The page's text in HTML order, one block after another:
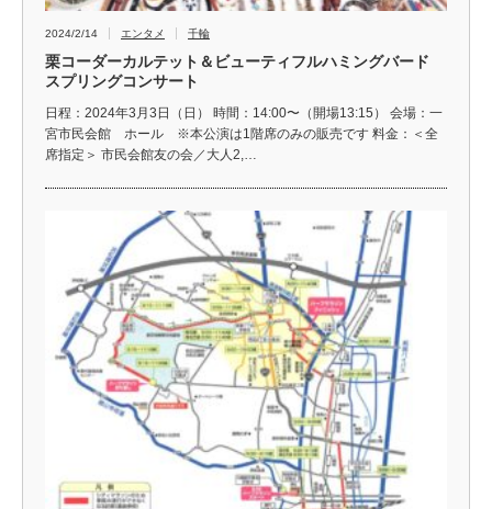
2024/2/14 エンタメ 千輪
栗コーダーカルテット＆ビューティフルハミングバード
スプリングコンサート
日程：2024年3月3日（日） 時間：14:00〜（開場13:15） 会場：一
宮市民会館 ホール ※本公演は1階席のみの販売です 料金：＜全
席指定＞ 市民会館友の会／大人2,…